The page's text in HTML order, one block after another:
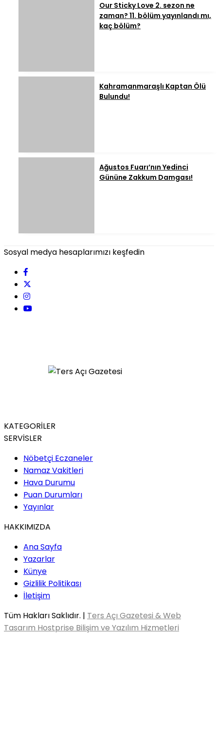
Our Sticky Love 2. sezon ne
zaman? 11. bölüm yayınlandı mı,
kaç bölüm?
Kahramanmaraşlı Kaptan Ölü
Bulundu!
Ağustos Fuarı’nın Yedinci
Gününe Zakkum Damgası!
Sosyal medya hesaplarımızı keşfedin
KATEGORİLER
SERVİSLER
Nöbetçi Eczaneler
Namaz Vakitleri
Hava Durumu
Puan Durumları
Yayınlar
HAKKIMIZDA
Ana Sayfa
Yazarlar
Künye
Gizlilik Politikası
İletişim
Tüm Hakları Saklıdır. | Ters Açı Gazetesi & Web
Tasarım Hostprise Bilişim ve Yazılım Hizmetleri